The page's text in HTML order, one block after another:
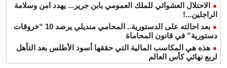
الاحتلال العشوائي للملك العمومي بابن جرير... يهدد امن وسلامة
الراجلين...!
بعد احالته على الدستورية.. المحامي منديلي يرصد 10 “خروقات
دستورية” في قانون المحاماة
هذه هي المكاسب المالية التي حققها أسود الأطلس بعد التأهل
لربع نهائي كأس العالم